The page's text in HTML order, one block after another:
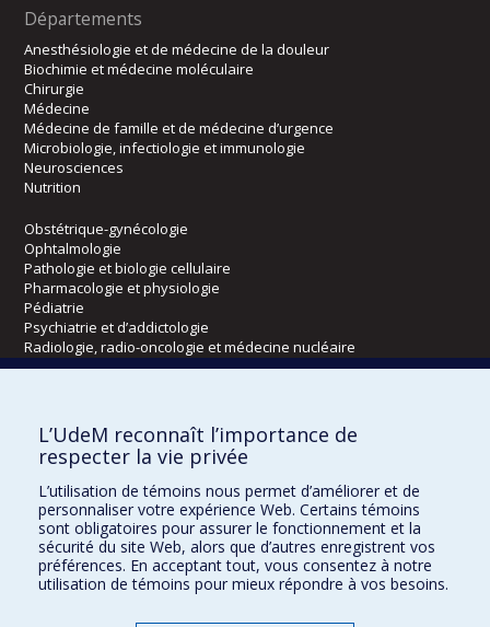
Départements
Anesthésiologie et de médecine de la douleur
Biochimie et médecine moléculaire
Chirurgie
Médecine
Médecine de famille et de médecine d’urgence
Microbiologie, infectiologie et immunologie
Neurosciences
Nutrition
Obstétrique-gynécologie
Ophtalmologie
Pathologie et biologie cellulaire
Pharmacologie et physiologie
Pédiatrie
Psychiatrie et d’addictologie
Radiologie, radio-oncologie et médecine nucléaire
Kinésiologie et des sciences de l’activité physique
Orthophonie et audiologie
Réadaptation
Directions
DPC
CPASS
L’UdeM reconnaît l’importance de
respecter la vie privée
L’utilisation de témoins nous permet d’améliorer et de
personnaliser votre expérience Web. Certains témoins
sont obligatoires pour assurer le fonctionnement et la
sécurité du site Web, alors que d’autres enregistrent vos
préférences. En acceptant tout, vous consentez à notre
utilisation de témoins pour mieux répondre à vos besoins.